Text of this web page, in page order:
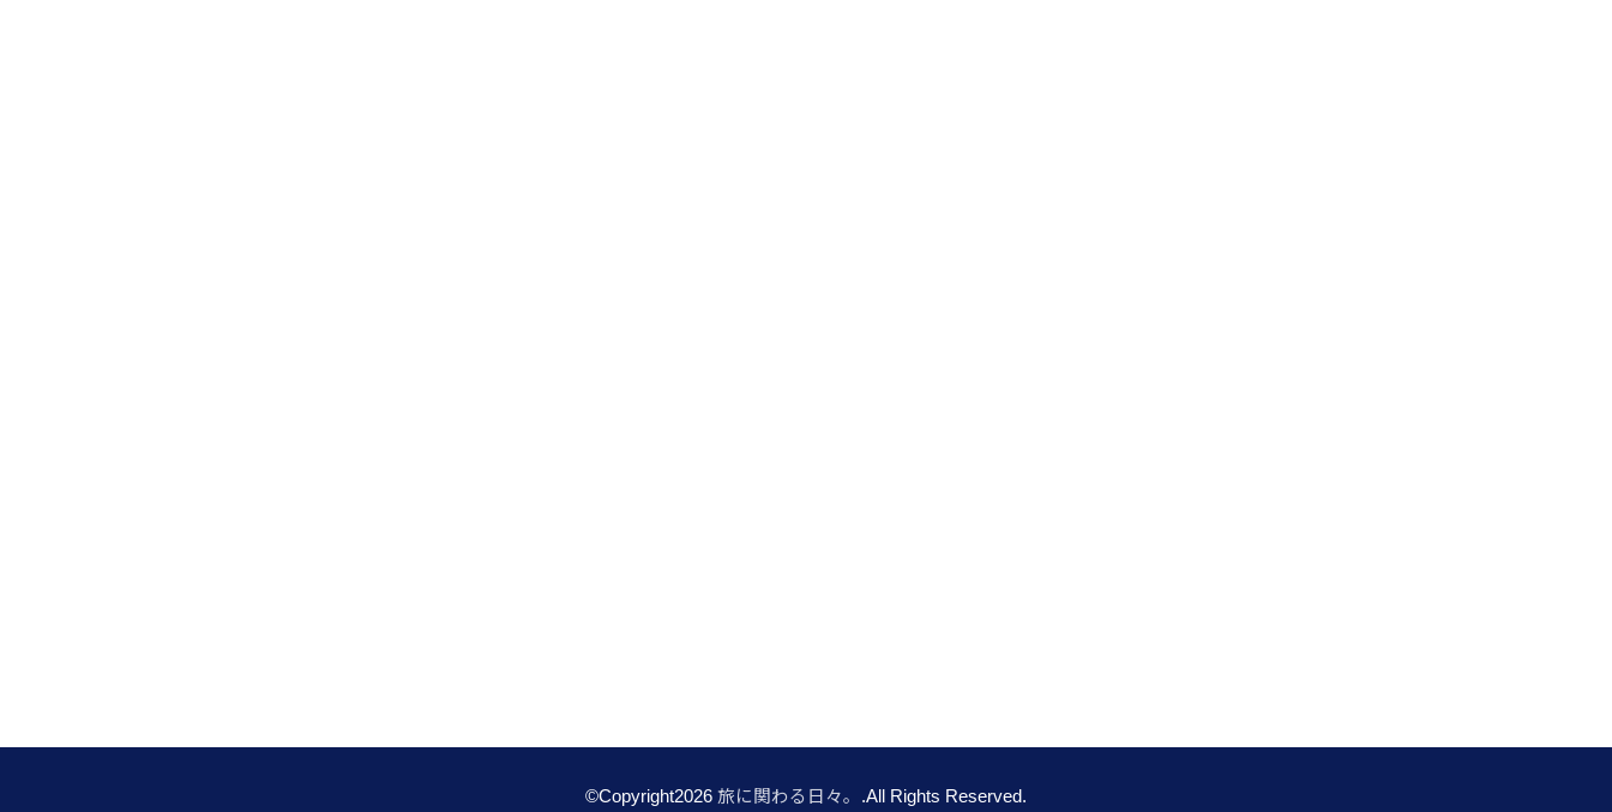
©Copyright2026 旅に関わる日々。 .All Rights Reserved.